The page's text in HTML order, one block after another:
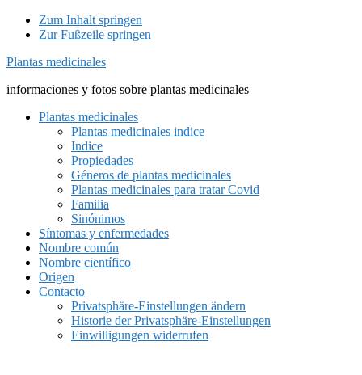
Zum Inhalt springen
Zur Fußzeile springen
Plantas medicinales
informaciones y fotos sobre plantas medicinales
Plantas medicinales
Plantas medicinales indice
Indice
Propiedades
Géneros de plantas medicinales
Plantas medicinales para tratar Covid
Familia
Sinónimos
Síntomas y enfermedades
Nombre común
Nombre científico
Origen
Contacto
Privatsphäre-Einstellungen ändern
Historie der Privatsphäre-Einstellungen
Einwilligungen widerrufen